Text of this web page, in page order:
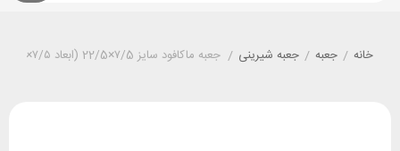
خانه / جعبه / جعبه شیرینی / جعبه ماکافود سایز ۷/5×22/5 (ابعاد ۷/۵×22/5 ارتفاع ۶/۵ سانتیمتر)